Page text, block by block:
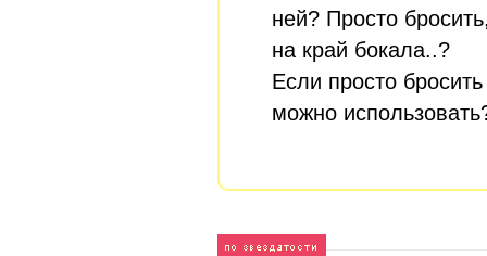
ней? Просто
на край бокала..?
Если просто
можно